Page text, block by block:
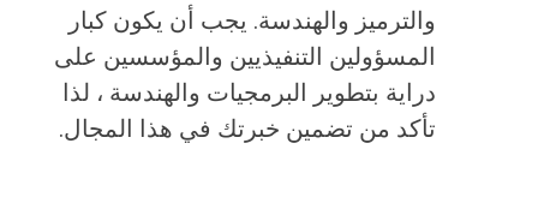
والترميز والهندسة. يجب أن يكون كبار
المسؤولين التنفيذيين والمؤسسين على
دراية بتطوير البرمجيات والهندسة ، لذا
تأكد من تضمين خبرتك في هذا المجال.